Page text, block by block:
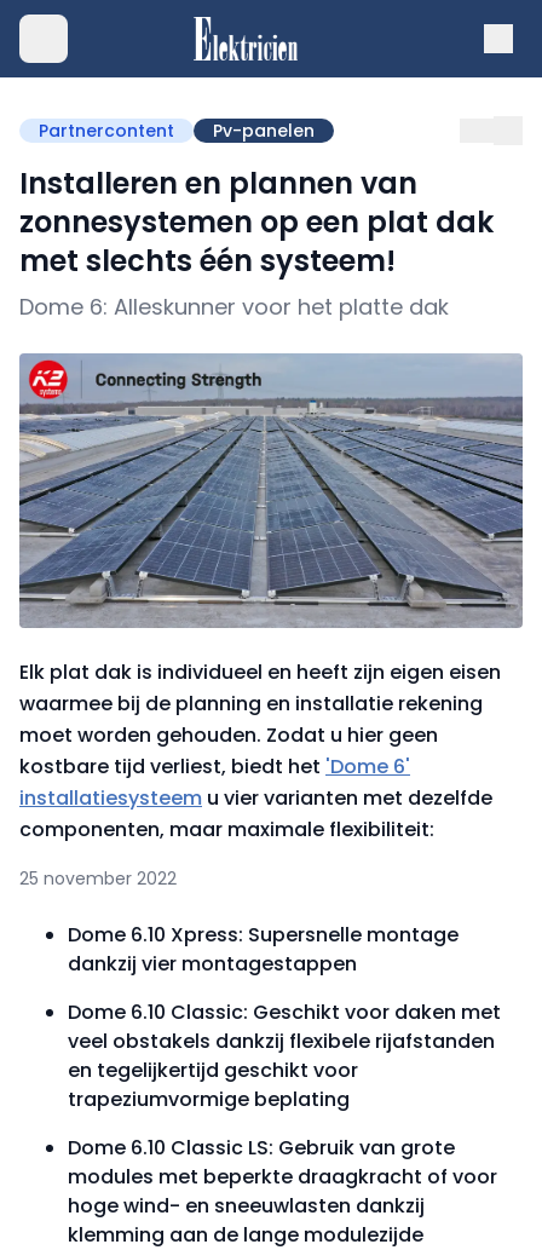
Partnercontent Pv-panelen
Installeren en plannen van
zonnesystemen op een plat dak
met slechts één systeem!
Dome 6: Alleskunner voor het platte dak
Elk plat dak is individueel en heeft zijn eigen eisen
waarmee bij de planning en installatie rekening
moet worden gehouden. Zodat u hier geen
kostbare tijd verliest, biedt het 'Dome 6'
installatiesysteem u vier varianten met dezelfde
componenten, maar maximale flexibiliteit:
25 november 2022
Dome 6.10 Xpress: Supersnelle montage
dankzij vier montagestappen
Dome 6.10 Classic: Geschikt voor daken met
veel obstakels dankzij flexibele rijafstanden
en tegelijkertijd geschikt voor
trapeziumvormige beplating
Dome 6.10 Classic LS: Gebruik van grote
modules met beperkte draagkracht of voor
hoge wind- en sneeuwlasten dankzij
klemming aan de lange modulezijde